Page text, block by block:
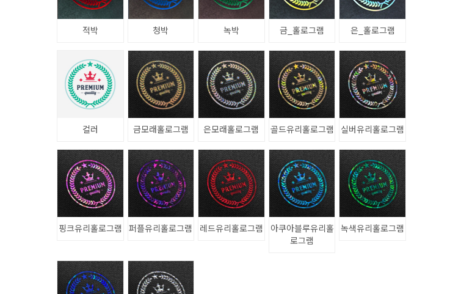
적박 청박 녹박 금_홀로그램 은_홀로그램
컬러 금모래홀로그램 은모래홀로그램 골드유리홀로그램 실버유리홀로그램
핑크유리홀로그램 퍼플유리홀로그램 레드유리홀로그램
아쿠아블루유리홀
로그램
녹색유리홀로그램